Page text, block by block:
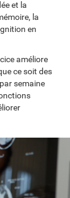
et la
la
en
améliore
ce soit des
semaine